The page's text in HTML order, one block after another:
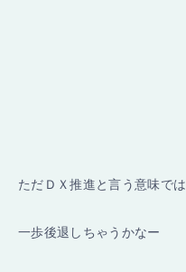
ただＤＸ推進と言う意味では
一歩後退しちゃうかなー